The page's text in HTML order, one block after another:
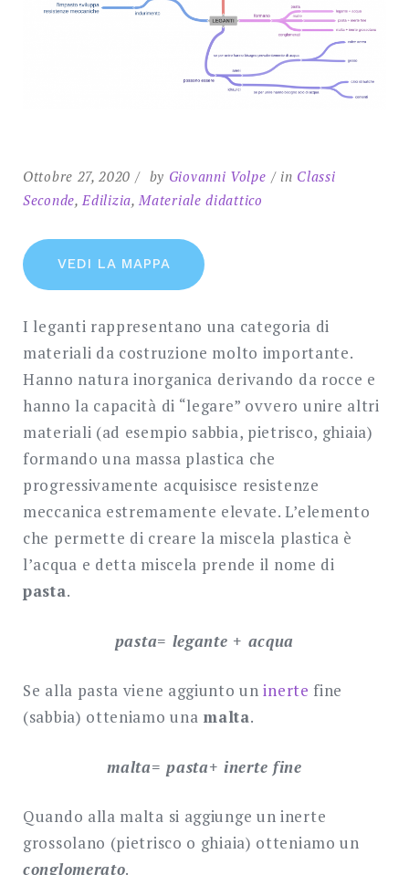
SEARCH
Ottobre 27, 2020 by Giovanni Volpe in Classi
Seconde, Edilizia, Materiale didattico
VEDI LA MAPPA
I leganti rappresentano una categoria di
materiali da costruzione molto importante.
Hanno natura inorganica derivando da rocce e
hanno la capacità di “legare” ovvero unire altri
materiali (ad esempio sabbia, pietrisco, ghiaia)
formando una massa plastica che
progressivamente acquisisce resistenze
meccanica estremamente elevate. L’elemento
che permette di creare la miscela plastica è
l’acqua e detta miscela prende il nome di
pasta.
pasta= legante + acqua
Se alla pasta viene aggiunto uninerte fine
(sabbia) otteniamo una malta.
malta= pasta+ inerte fine
Quando alla malta si aggiunge un inerte
grossolano (pietrisco o ghiaia) otteniamo un
conglomerato.